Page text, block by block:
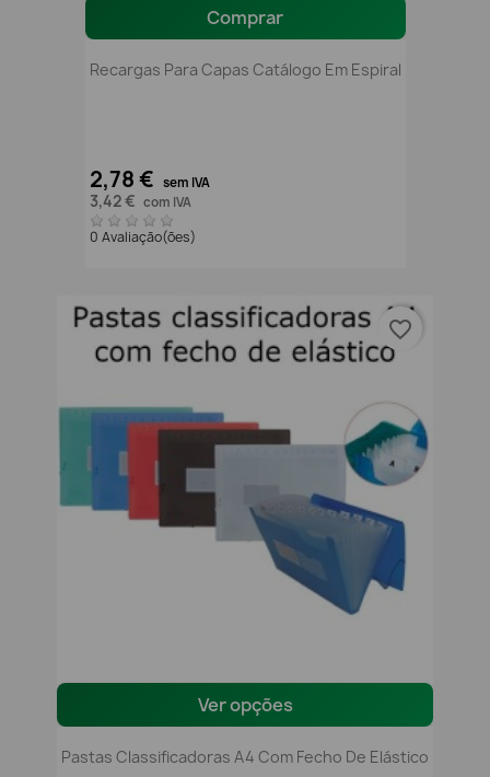
Comprar
Recargas Para Capas Catálogo Em Espiral
2,78 € sem IVA
3,42 € com IVA
0 Avaliação(ões)
Ver opções
Pastas Classificadoras A4 Com Fecho De Elástico
favorite_border